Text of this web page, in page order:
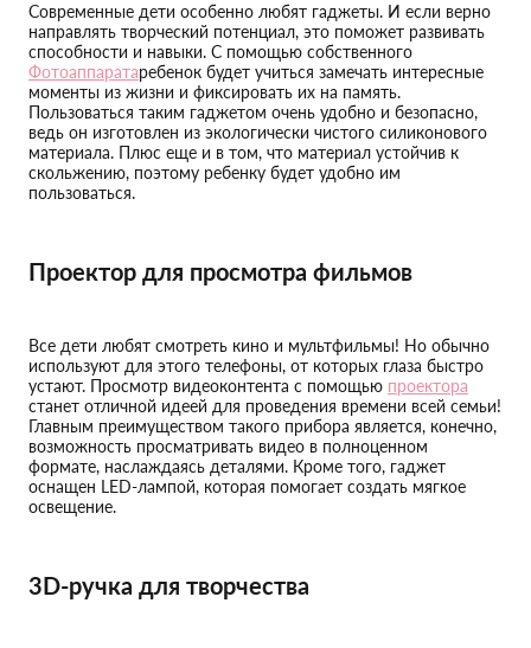
Современные дети особенно любят гаджеты. И если верно
направлять творческий потенциал, это поможет развивать
способности и навыки. С помощью собственного
Фотоаппаратаребенок будет учиться замечать интересные
моменты из жизни и фиксировать их на память.
Пользоваться таким гаджетом очень удобно и безопасно,
ведь он изготовлен из экологически чистого силиконового
материала. Плюс еще и в том, что материал устойчив к
скольжению, поэтому ребенку будет удобно им
пользоваться.
Проектор для просмотра фильмов
Все дети любят смотреть кино и мультфильмы! Но обычно
используют для этого телефоны, от которых глаза быстро
устают. Просмотр видеоконтента с помощью проектора
станет отличной идеей для проведения времени всей семьи!
Главным преимуществом такого прибора является, конечно,
возможность просматривать видео в полноценном
формате, наслаждаясь деталями. Кроме того, гаджет
оснащен LED-лампой, которая помогает создать мягкое
освещение.
3D-ручка для творчества